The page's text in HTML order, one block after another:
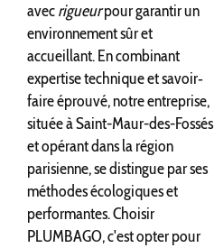
avecrigueurpour garantir un
environnement sûr et
accueillant. En combinant
expertise technique et savoir‐
faire éprouvé, notre entreprise,
située à Saint-Maur-des-Fossés
et opérant dans la région
parisienne, se distingue par ses
méthodes écologiques et
performantes. Choisir
PLUMBAGO, c'est opter pour